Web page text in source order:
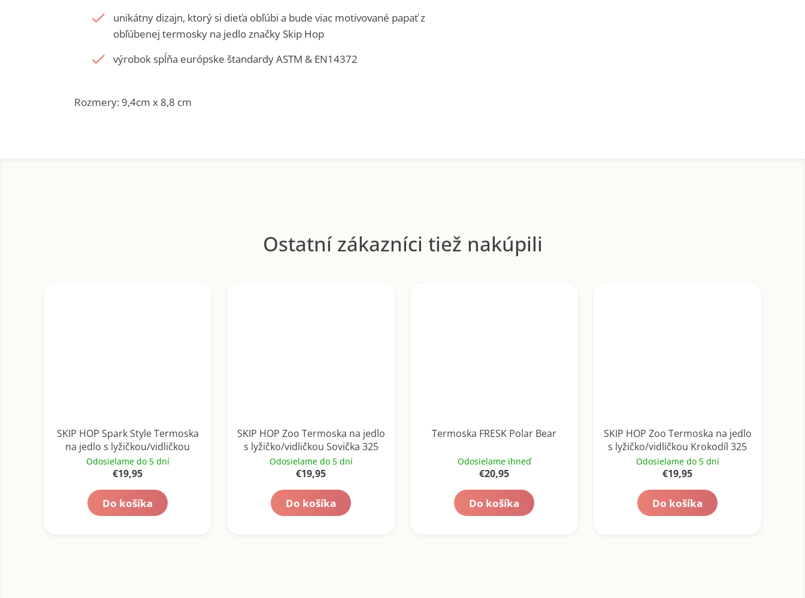
unikátny dizajn, ktorý si dieťa obľúbi a bude viac motivované papať z
obľúbenej termosky na jedlo značky Skip Hop
výrobok spĺňa európske štandardy ASTM & EN14372
Rozmery: 9,4cm x 8,8 cm
SKIP HOP Spark Style Termoska
na jedlo s lyžičkou/vidličkou
Futbal 325 ml, 3r+
Odosielame do 5 dní
€19,95
Do košíka
SKIP HOP Zoo Termoska na jedlo
s lyžičko/vidličkou Sovička 325
ml, 3r+
Odosielame do 5 dní
€19,95
Do košíka
Termoska FRESK Polar Bear
Odosielame ihneď
€20,95
Do košíka
SKIP HOP Zoo Termoska na jedlo
s lyžičko/vidličkou Krokodíl 325
ml, 3r+
Odosielame do 5 dní
€19,95
Do košíka